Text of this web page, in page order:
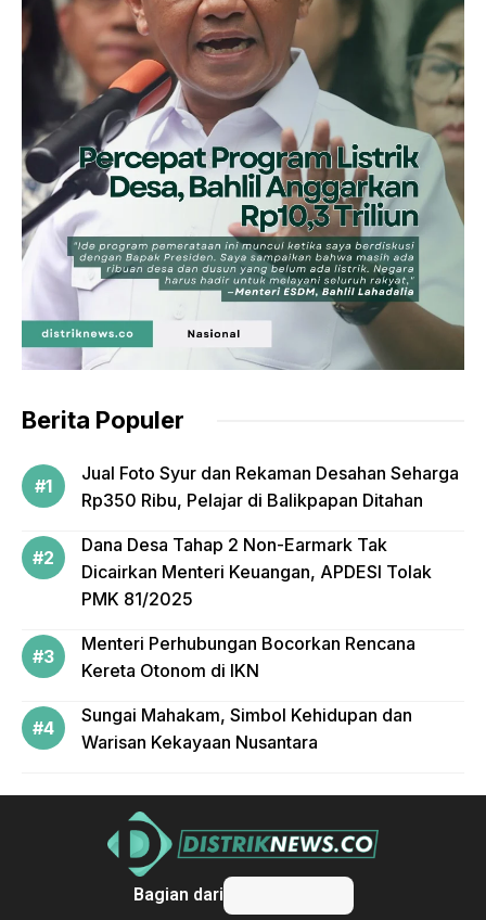
Berita Populer
Jual Foto Syur dan Rekaman Desahan Seharga
Rp350 Ribu, Pelajar di Balikpapan Ditahan
Dana Desa Tahap 2 Non-Earmark Tak
Dicairkan Menteri Keuangan, APDESI Tolak
PMK 81/2025
Menteri Perhubungan Bocorkan Rencana
Kereta Otonom di IKN
Sungai Mahakam, Simbol Kehidupan dan
Warisan Kekayaan Nusantara
Bagian dari